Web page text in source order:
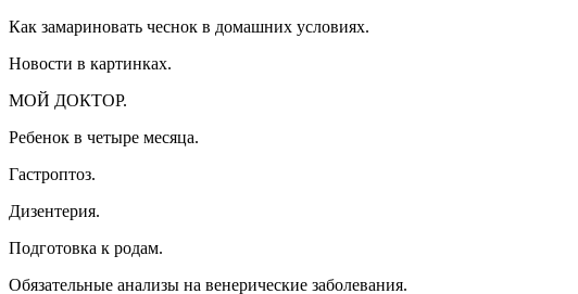
Как замариновать чеснок в домашних условиях.
Новости в картинках.
МОЙ ДОКТОР.
Ребенок в четыре месяца.
Гастроптоз.
Дизентерия.
Подготовка к родам.
Обязательные анализы на венерические заболевания.